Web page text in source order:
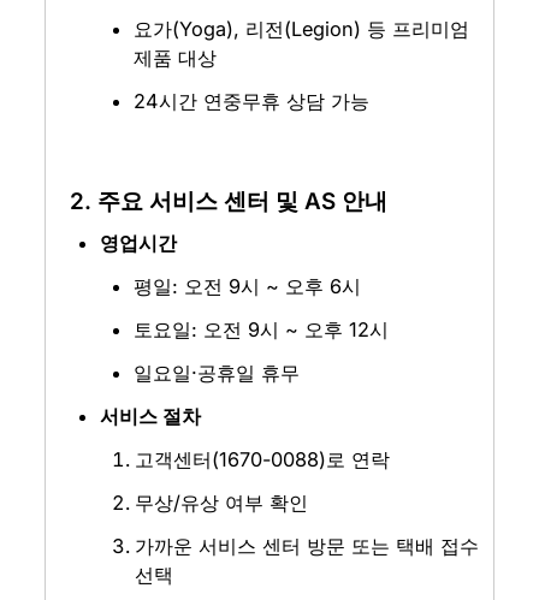
요가(Yoga), 리전(Legion) 등 프리미엄
제품 대상
24시간 연중무휴 상담 가능
2. 주요 서비스 센터 및 AS 안내
영업시간
평일: 오전 9시 ~ 오후 6시
토요일: 오전 9시 ~ 오후 12시
일요일·공휴일 휴무
서비스 절차
고객센터(1670-0088)로 연락
무상/유상 여부 확인
가까운 서비스 센터 방문 또는 택배 접수
선택